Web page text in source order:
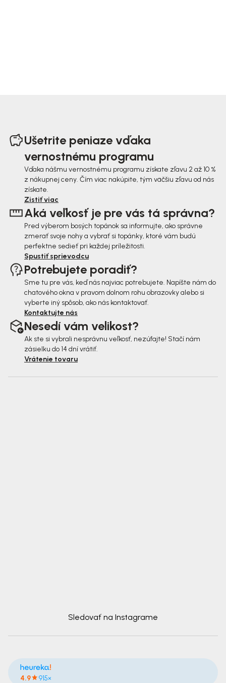
Ušetrite peniaze vďaka
vernostnému programu
Vďaka nášmu vernostnému programu získate zľavu 2 až 10 %
z nákupnej ceny. Čím viac nakúpite, tým väčšiu zľavu od nás
získate.
Zistiť viac
Aká veľkosť je pre vás tá správna?
Pred výberom bosých topánok sa informujte, ako správne
zmerať svoje nohy a vybrať si topánky, ktoré vám budú
perfektne sedieť pri každej príležitosti.
Spustiť sprievodcu
Potrebujete poradiť?
Sme tu pre vás, keď nás najviac potrebujete. Napíšte nám do
chatového okna v pravom dolnom rohu obrazovky alebo si
vyberte iný spôsob, ako nás kontaktovať.
Kontaktujte nás
Nesedí vám velikost?
Ak ste si vybrali nesprávnu veľkosť, nezúfajte! Stačí nám
zásielku do 14 dní vrátiť.
Vrátenie tovaru
Sledovať na Instagrame
4.9 915×